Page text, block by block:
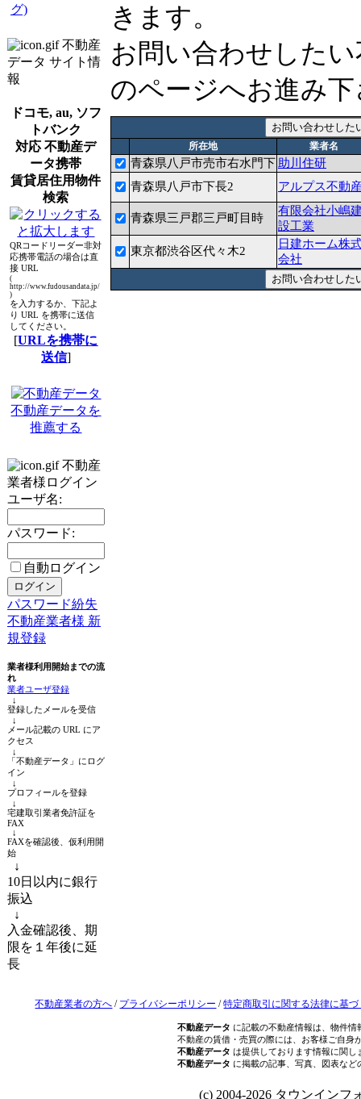
グ)
不動産
データ サイト情
報
ドコモ, au, ソフ
トバンク
対応 不動産デ
ータ携帯
賃貸居住用物件
検索
QRコードリーダー非対
応携帯電話の場合は直
接 URL
(
http://www.fudousandata.jp/
)
を入力するか、下記よ
り URL を携帯に送信
してください。
[URLを携帯に
送信]
不動産データを
推薦する
不動産
業者様ログイン
ユーザ名:
パスワード:
自動ログイン
パスワード紛失
不動産業者様 新
規登録
業者様利用開始までの流
れ
業者ユーザ登録
↓
登録したメールを受信
↓
メール記載の URL にア
クセス
↓
「不動産データ」にログ
イン
↓
プロフィールを登録
↓
宅建取引業者免許証を
FAX
↓
FAXを確認後、仮利用開
始
↓
10日以内に銀行
振込
↓
入金確認後、期
限を１年後に延
長
きます。
お問い合わせした
のページへお進み
所在地 業者名
青森県八戸市売市右水門下 助川住研
青森県八戸市下長2
アルプス不動
青森県三戸郡三戸町目時
有限会社小嶋
設工業
東京都渋谷区代々木2
日建ホーム株
会社
不動産業者の方へ / プライバシーポリシー /特定商取引に関する法律に基
不動産データ に記載の不動産情報は、物件
不動産の賃借・売買の際には、お客様ご自身
不動産データ は提供しております情報に関し
不動産データ に掲載の記事、写真、図表な
(c) 2004-2026 タウンインフ